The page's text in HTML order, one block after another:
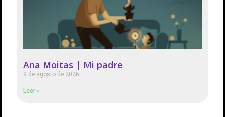
Ana Moitas | Mi padre
9 de agosto de 2026
Leer »